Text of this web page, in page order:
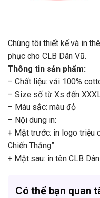
Chúng tôi thiết kế và in
phục cho CLB Dân Vũ.
Thông tin sản phẩm:
– Chất liệu: vải 100%
– Size số từ Xs đến
– Màu sắc: màu đỏ
– Nội dung in:
+ Mặt trước: in logo triệu
Chiến Thắng”
+ Mặt sau: in tên CLB
Có thể bạn quan